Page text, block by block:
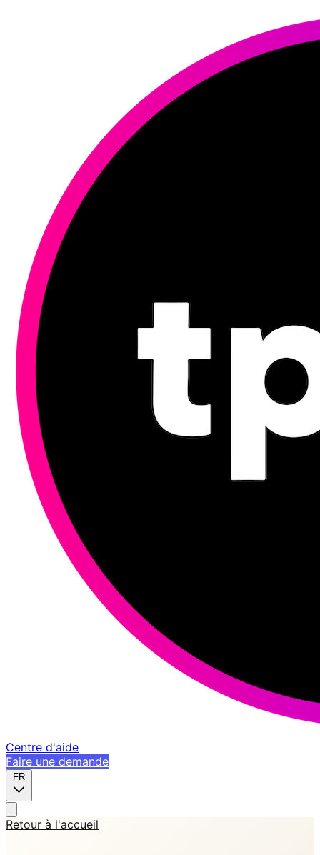
Centre d'aide
Faire une demande
FR
Retour à l'accueil